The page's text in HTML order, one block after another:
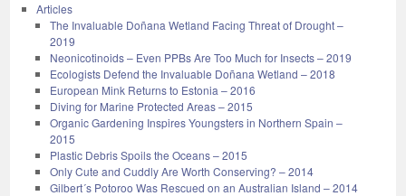
Articles
The Invaluable Doñana Wetland Facing Threat of Drought –
2019
Neonicotinoids – Even PPBs Are Too Much for Insects – 2019
Ecologists Defend the Invaluable Doñana Wetland – 2018
European Mink Returns to Estonia – 2016
Diving for Marine Protected Areas – 2015
Organic Gardening Inspires Youngsters in Northern Spain –
2015
Plastic Debris Spoils the Oceans – 2015
Only Cute and Cuddly Are Worth Conserving? – 2014
Gilbert´s Potoroo Was Rescued on an Australian Island – 2014